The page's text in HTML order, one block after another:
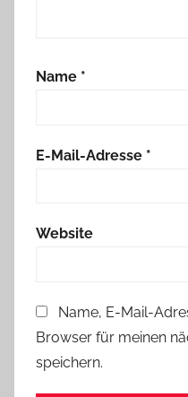
Name *
E-Mail-Adresse *
Website
Name, E-Mail-
Browser für meinen
speichern.